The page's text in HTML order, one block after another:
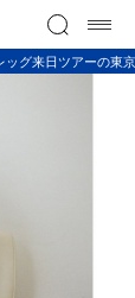
ッグ来日ツアーの東